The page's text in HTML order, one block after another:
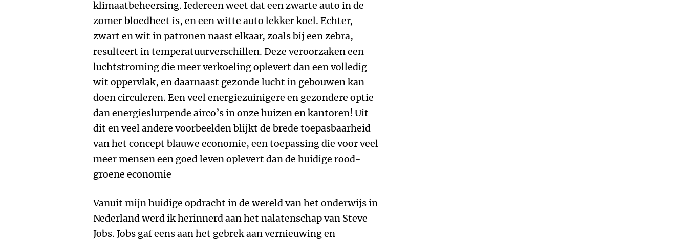
klimaatbeheersing. Iedereen weet dat een zwarte auto in de
zomer bloedheet is, en een witte auto lekker koel. Echter,
zwart en wit in patronen naast elkaar, zoals bij een zebra,
resulteert in temperatuurverschillen. Deze veroorzaken een
luchtstroming die meer verkoeling oplevert dan een volledig
wit oppervlak, en daarnaast gezonde lucht in gebouwen kan
doen circuleren. Een veel energiezuinigere en gezondere optie
dan energieslurpende airco’s in onze huizen en kantoren! Uit
dit en veel andere voorbeelden blijkt de brede toepasbaarheid
van het concept blauwe economie, een toepassing die voor veel
meer mensen een goed leven oplevert dan de huidige rood-
groene economie
Vanuit mijn huidige opdracht in de wereld van het onderwijs in
Nederland werd ik herinnerd aan het nalatenschap van Steve
Jobs. Jobs gaf eens aan het gebrek aan vernieuwing en